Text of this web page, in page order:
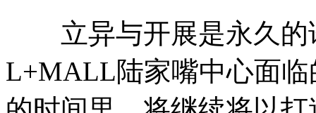
立异与开展是永久的
L+MALL陆家嘴中心面